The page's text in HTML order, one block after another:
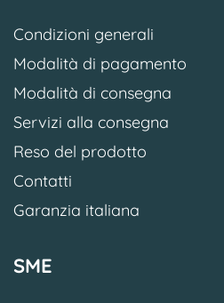
Condizioni generali
Modalità di pagamento
Modalità di consegna
Servizi alla consegna
Reso del prodotto
Contatti
Garanzia italiana
SME